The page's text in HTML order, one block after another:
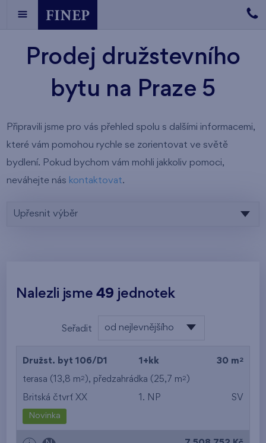
Prodej družstevního
bytu na Praze 5
Připravili jsme pro vás přehled spolu s dalšími informacemi,
které vám pomohou rychle se zorientovat ve světě
bydlení. Pokud bychom vám mohli jakkoliv pomoci,
neváhejte nás kontaktovat.
Upřesnit výběr
Nalezli jsme 49 jednotek
Seřadit od nejlevnějšího
od nejdražšího
od nejmenší plochy
Družst. byt 106/D1 1+kk 30 m 2
terasa (13,8 m2 ), předzahrádka (25,7 m2 )
Britská čtvrť XX 1. NP SV
Novinka